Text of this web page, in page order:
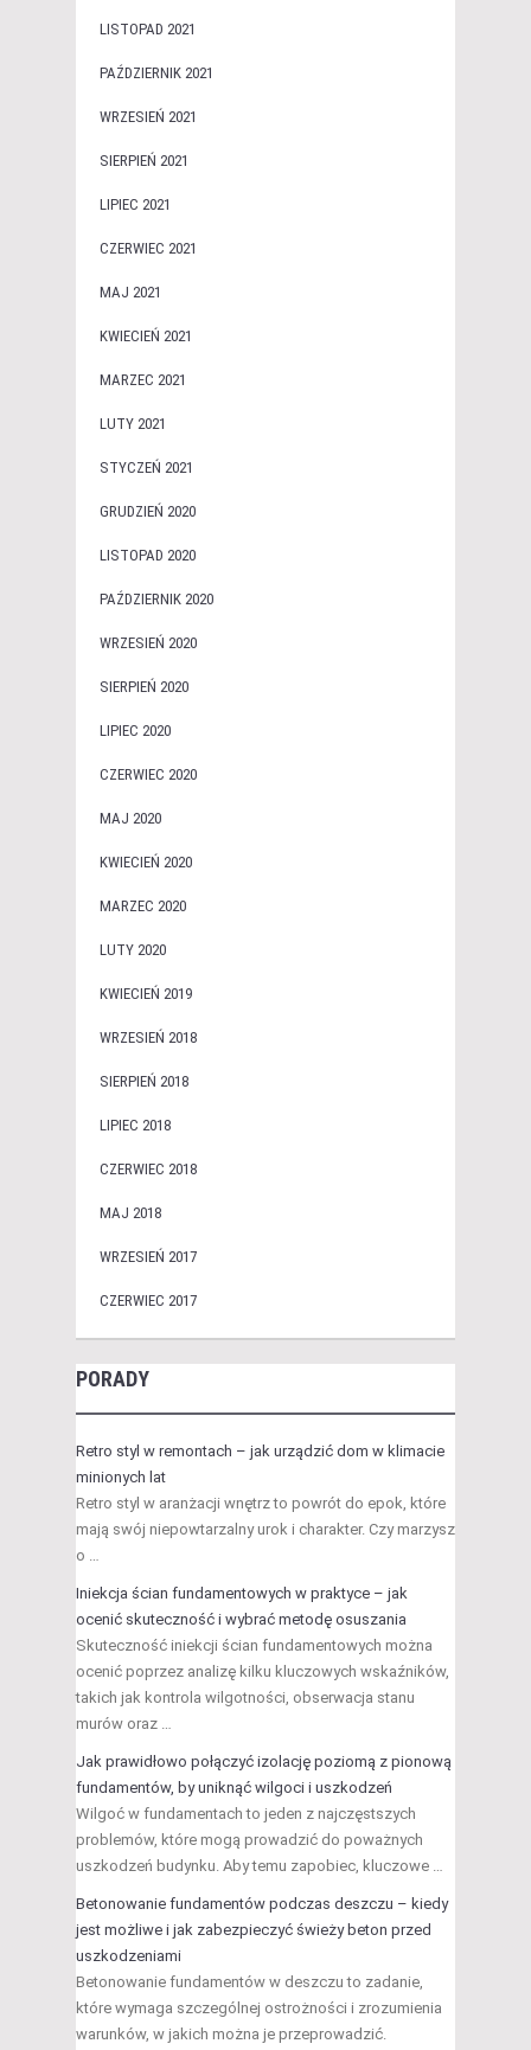
LISTOPAD 2021
PAŹDZIERNIK 2021
WRZESIEŃ 2021
SIERPIEŃ 2021
LIPIEC 2021
CZERWIEC 2021
MAJ 2021
KWIECIEŃ 2021
MARZEC 2021
LUTY 2021
STYCZEŃ 2021
GRUDZIEŃ 2020
LISTOPAD 2020
PAŹDZIERNIK 2020
WRZESIEŃ 2020
SIERPIEŃ 2020
LIPIEC 2020
CZERWIEC 2020
MAJ 2020
KWIECIEŃ 2020
MARZEC 2020
LUTY 2020
KWIECIEŃ 2019
WRZESIEŃ 2018
SIERPIEŃ 2018
LIPIEC 2018
CZERWIEC 2018
MAJ 2018
WRZESIEŃ 2017
CZERWIEC 2017
PORADY
Retro styl w remontach – jak urządzić dom w klimacie
minionych lat
Retro styl w aranżacji wnętrz to powrót do epok, które
mają swój niepowtarzalny urok i charakter. Czy marzysz
o …
Iniekcja ścian fundamentowych w praktyce – jak
ocenić skuteczność i wybrać metodę osuszania
Skuteczność iniekcji ścian fundamentowych można
ocenić poprzez analizę kilku kluczowych wskaźników,
takich jak kontrola wilgotności, obserwacja stanu
murów oraz …
Jak prawidłowo połączyć izolację poziomą z pionową
fundamentów, by uniknąć wilgoci i uszkodzeń
Wilgoć w fundamentach to jeden z najczęstszych
problemów, które mogą prowadzić do poważnych
uszkodzeń budynku. Aby temu zapobiec, kluczowe …
Betonowanie fundamentów podczas deszczu – kiedy
jest możliwe i jak zabezpieczyć świeży beton przed
uszkodzeniami
Betonowanie fundamentów w deszczu to zadanie,
które wymaga szczególnej ostrożności i zrozumienia
warunków, w jakich można je przeprowadzić.